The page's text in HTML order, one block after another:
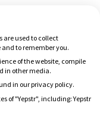
are used to collect
to remember you.
of the website, compile
in other media.
in our privacy policy.
of "Yepstr", including: Yepstr